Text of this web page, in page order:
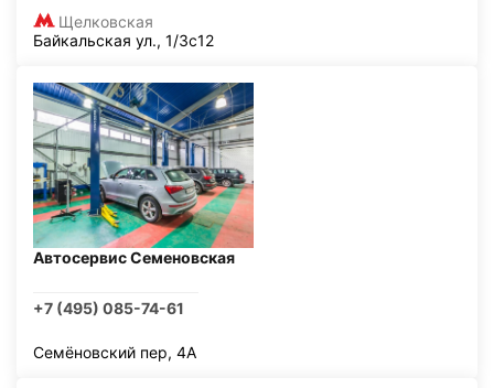
Щелковская
Байкальская ул., 1/3с12
Автосервис Семеновская
+7 (495) 085-74-61
Семёновский пер, 4А